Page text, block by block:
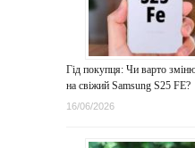
Гід покупця: Чи варто
на свіжий Samsung S25 FE?
16/06/2026